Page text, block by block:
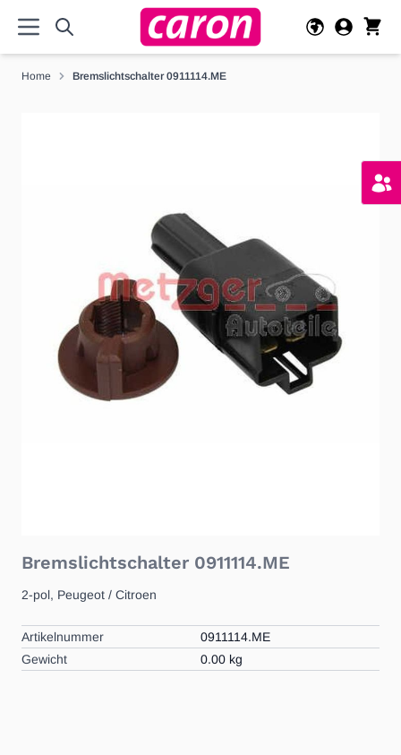
Home Bremslichtschalter 0911114.ME
Bremslichtschalter 0911114.ME
2-pol, Peugeot / Citroen
Artikelnummer
0911114.ME
Gewicht
0.00 kg